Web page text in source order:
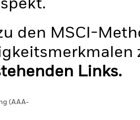
den MSCI-
Links.
(AAA-